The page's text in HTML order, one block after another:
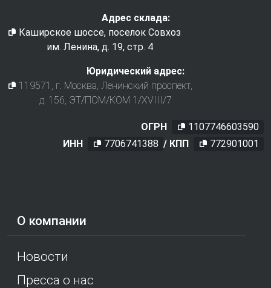
О компании
Новости
Пресса о нас
Адрес склада:
Каширское шоссе, поселок Совхоз
им. Ленина, д. 19, стр. 4
Юридический адрес:
119571 , г. Москва, Ленинский проспект,
д. 156, ЭТ/ПОМ/КОМ 1/XVIII/7
ОГРН
1107746603590
ИНН
7706741388 / КПП 772901001